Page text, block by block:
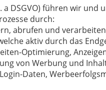
DSGVO) führen wir und
durch:
abrufen und
aktiv durch das
Optimierung,
von Werbung und
Daten,
dieser Stelle zur
dem Absenden